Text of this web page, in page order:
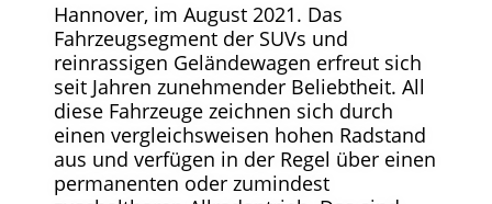
Hannover, im August 2021. Das
Fahrzeugsegment der SUVs und
reinrassigen Geländewagen erfreut sich
seit Jahren zunehmender Beliebtheit. All
diese Fahrzeuge zeichnen sich durch
einen vergleichsweisen hohen Radstand
aus und verfügen in der Regel über einen
permanenten oder zumindest